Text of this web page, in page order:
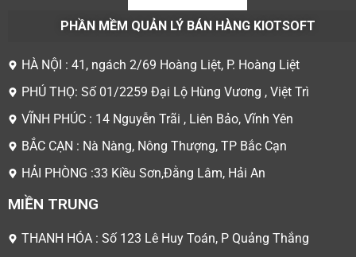
PHẦN MỀM QUẢN LÝ BÁN HÀNG KIOTSOFT
HÀ NỘI : 41, ngách 2/69 Hoàng Liệt, P. Hoàng Liệt
PHÚ THỌ: Số 01/2259 Đại Lộ Hùng Vương , Việt Trì
VĨNH PHÚC : 14 Nguyễn Trãi , Liên Bảo, Vĩnh Yên
BẮC CẠN : Nà Nàng, Nông Thượng, TP Bắc Cạn
HẢI PHÒNG :33 Kiều Sơn,Đằng Lâm, Hải An
MIỀN TRUNG
THANH HÓA : Số 123 Lê Huy Toán, P Quảng Thắng